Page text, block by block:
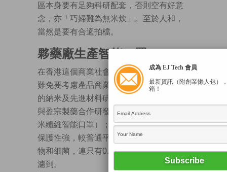
區本身要有足夠科研配套，否則空有好意
念，亦「巧婦難為無米炊」。至於人和，
當然是要有合適拍檔。
夥藥廠生產智能口罩
在香港這個商業社會，即使從事科研，亦
難免要考慮產品商業化問題。唐滈宏任職
的納米及先進材料研發院（NAMI），去年
與盈宗製藥合作研發NASK智能口罩（納
米纖維智能口罩）；他形容納米口罩輕、
保護性強，較普通平面設計更能阻隔污染
物和細菌，連只有0.3微米的物質都能夠過
濾到。
成為 EJ Tech 會員
最新資訊（附創業懶人包）
箱！